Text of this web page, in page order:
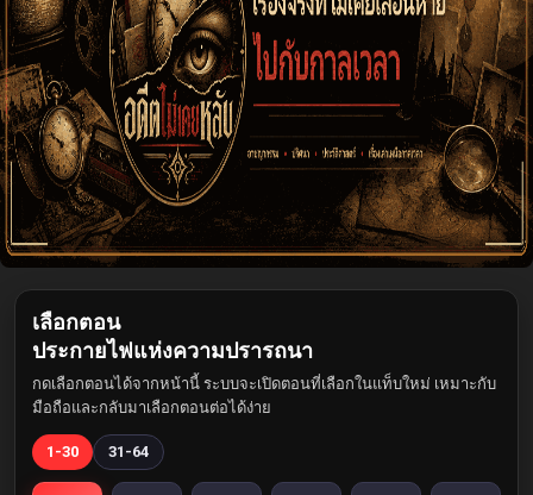
เลือกตอน
ประกายไฟแห่งความปรารถนา
กดเลือกตอนได้จากหน้านี้ ระบบจะเปิดตอนที่เลือกในแท็บใหม่ เหมาะกับ
มือถือและกลับมาเลือกตอนต่อได้ง่าย
1-30 31-64